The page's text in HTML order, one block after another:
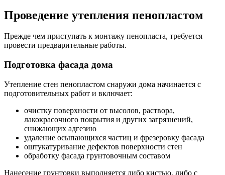
Проведение утепления пенопластом
Прежде чем приступать к монтажу пенопласта, требуется
провести предварительные работы.
Подготовка фасада дома
Утепление стен пенопластом снаружи дома начинается с
подготовительных работ и включает:
очистку поверхности от высолов, раствора,
лакокрасочного покрытия и других загрязнений,
снижающих адгезию
удаление осыпающихся частиц и фрезеровку фасада
оштукатуривание дефектов поверхности стен
обработку фасада грунтовочным составом
Нанесение грунтовки выполняется либо кистью, либо с